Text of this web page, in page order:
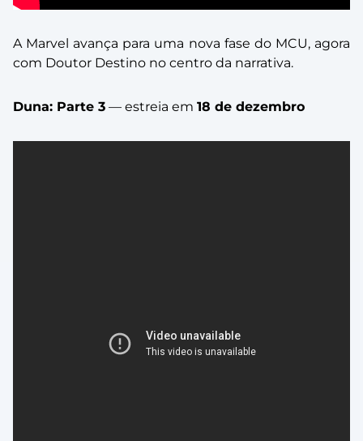
A Marvel avança para uma nova fase do MCU, agora
com Doutor Destino no centro da narrativa.
Duna: Parte 3 — estreia em 18 de dezembro